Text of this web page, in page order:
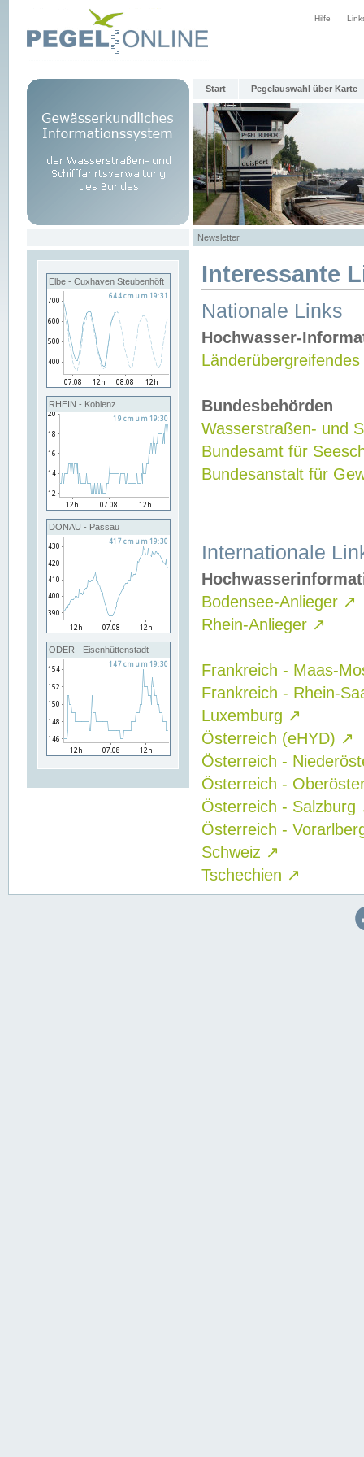
Hilfe
Start Pegelauswahl über Karte
Newsletter
Elbe - Cuxhaven Steubenhöft
RHEIN - Koblenz
DONAU - Passau
ODER - Eisenhüttenstadt
Interessante
Nationale Links
Hochwasser-
Bundesbehörden
Wasserstraßen- und
Bundesamt für
Bundesanstalt für
Internationale
Bodensee-Anlieger ↗
Rhein-Anlieger ↗
Frankreich - Maas-
Frankreich - Rhein-
Luxemburg ↗
Österreich (eHYD) ↗
Österreich -
Österreich -
Österreich - Salzburg
Österreich -
Schweiz ↗
Tschechien ↗